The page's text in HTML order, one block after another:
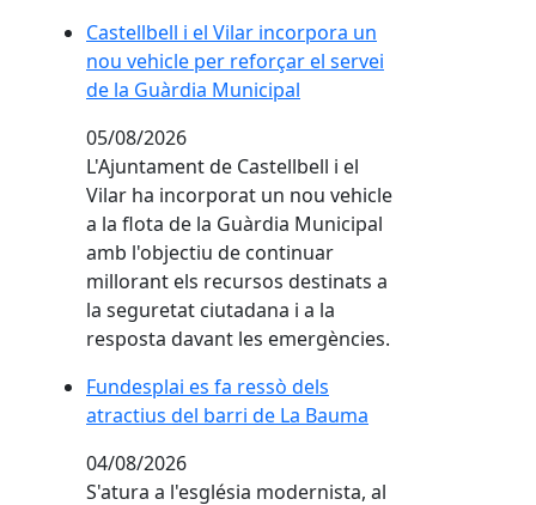
Castellbell i el Vilar incorpora un nou vehicle per
Castellbell i el Vilar incorpora un
nou vehicle per reforçar el servei
de la Guàrdia Municipal
05/08/2026
L'Ajuntament de Castellbell i el
Vilar ha incorporat un nou vehicle
a la flota de la Guàrdia Municipal
amb l'objectiu de continuar
millorant els recursos destinats a
la seguretat ciutadana i a la
resposta davant les emergències.
Fundesplai es fa ressò dels atractius del barri de
Fundesplai es fa ressò dels
atractius del barri de La Bauma
04/08/2026
S'atura a l'església modernista, al